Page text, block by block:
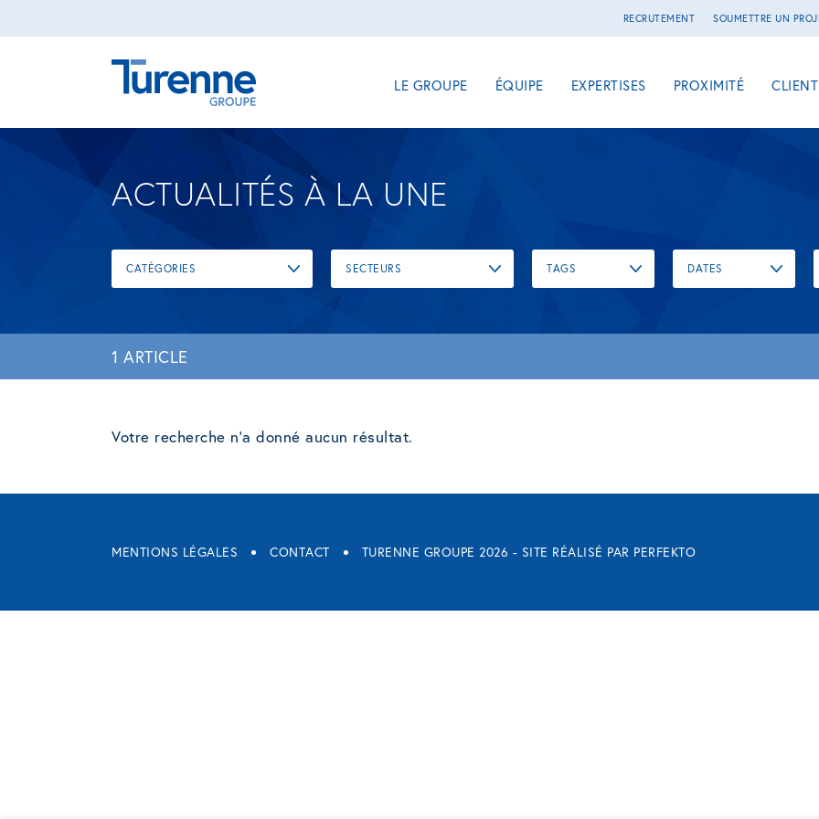
RECRUTEMENT SOUMETTRE UN
LE GROUPE ÉQUIPE EXPERTISES PROXIMITÉ
ACTUALITÉS À LA UNE
CATÉGORIES SECTEURS TAGS DATES
1 ARTICLE
Votre recherche n'a donné aucun résultat.
MENTIONS LÉGALES CONTACT TURENNE GROUPE 2026 - SITE RÉALISÉ PAR PERFEKTO